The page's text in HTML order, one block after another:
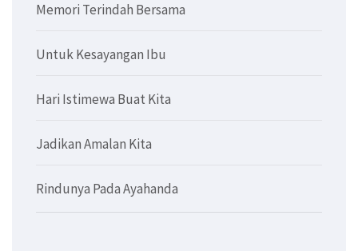
Memori Terindah Bersama
Untuk Kesayangan Ibu
Hari Istimewa Buat Kita
Jadikan Amalan Kita
Rindunya Pada Ayahanda